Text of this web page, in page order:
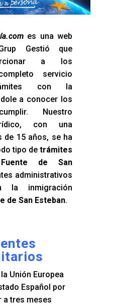
es una web
Gestió que
a los
servicio
con la
a conocer los
Nuestro
con una
de 15 años, se ha
tipo detrámites
de San
administrativos
la inmigración
de San Esteban.
Unión Europea
Español por
a tres meses